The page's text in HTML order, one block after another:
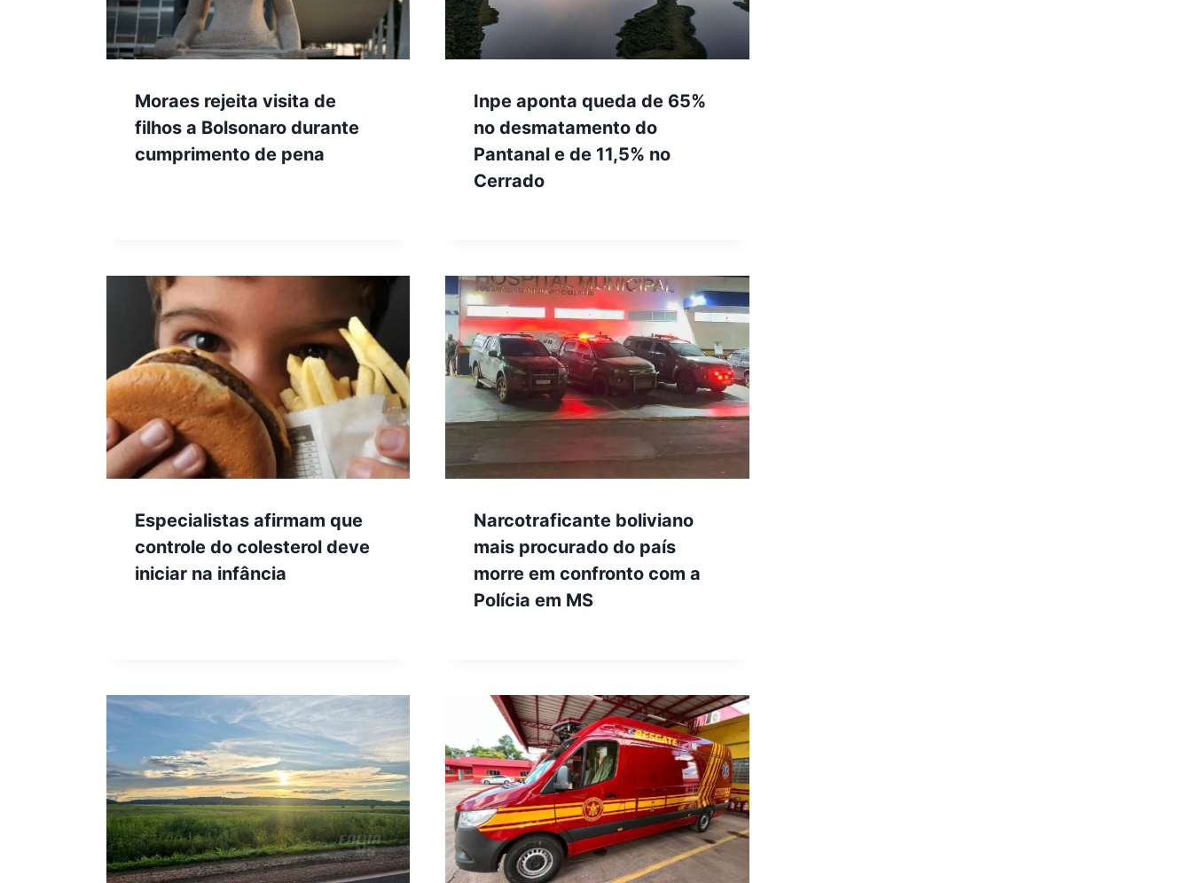
Moraes rejeita visita de
filhos a Bolsonaro durante
cumprimento de pena
Inpe aponta queda de 65%
no desmatamento do
Pantanal e de 11,5% no
Cerrado
Especialistas afirmam que
controle do colesterol deve
iniciar na infância
Narcotraficante boliviano
mais procurado do país
morre em confronto com a
Polícia em MS